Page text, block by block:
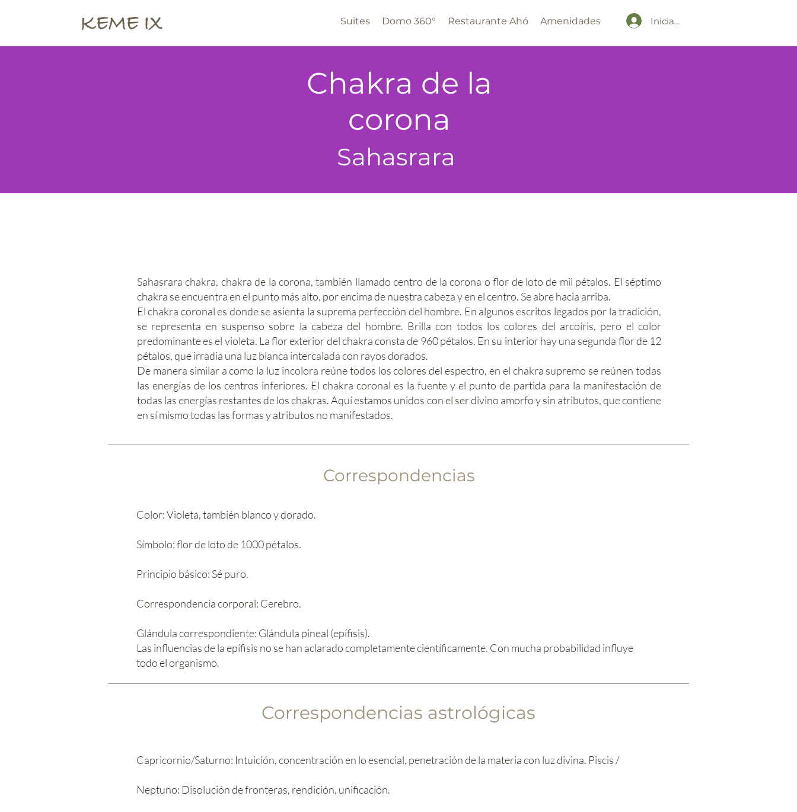
KEME IX Suites Domo 360° Restaurante Ahó Amenidades Iniciar sesión
Chakra de la
corona
Sahasrara
Sahasrara chakra, chakra de la corona, también llamado centro de la corona o flor de loto de mil pétalos. El séptimo
chakra se encuentra en el punto más alto, por encima de nuestra cabeza y en el centro. Se abre hacia arriba.
El chakra coronal es donde se asienta la suprema perfección del hombre. En algunos escritos legados por la tradición,
se representa en suspenso sobre la cabeza del hombre. Brilla con todos los colores del arcoíris, pero el color
predominante es el violeta. La flor exterior del chakra consta de 960 pétalos. En su interior hay una segunda flor de 12
pétalos, que irradia una luz blanca intercalada con rayos dorados.
De manera similar a como la luz incolora reúne todos los colores del espectro, en el chakra supremo se reúnen todas
las energías de los centros inferiores. El chakra coronal es la fuente y el punto de partida para la manifestación de
todas las energías restantes de los chakras. Aquí estamos unidos con el ser divino amorfo y sin atributos, que contiene
en sí mismo todas las formas y atributos no manifestados.
Correspondencias
Color: Violeta, también blanco y dorado.
Símbolo: flor de loto de 1000 pétalos.
Principio básico: Sé puro.
Correspondencia corporal: Cerebro.
Glándula correspondiente: Glándula pineal (epífisis).
Las influencias de la epífisis no se han aclarado completamente científicamente. Con mucha probabilidad influye
todo el organismo.
Correspondencias astrológicas
Capricornio/Saturno: Intuición, concentración en lo esencial, penetración de la materia con luz divina. Piscis /
Neptuno: Disolución de fronteras, rendición, unificación.